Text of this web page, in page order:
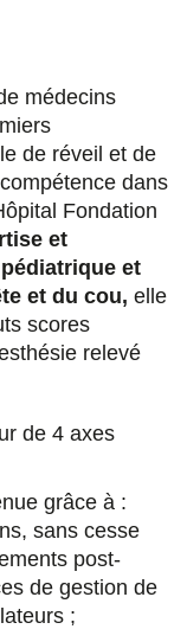
médecins
de réveil et de
dans
Fondation
et
et
et du cou, elle
scores
relevé
de 4 axes
grâce à :
sans cesse
post-
de gestion de
;